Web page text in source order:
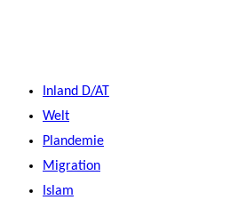
Inland D/AT
Welt
Plandemie
Migration
Islam